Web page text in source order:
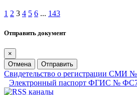
1 2 3 4 5 6 ... 143
Отправить документ
×
Отмена
Отправить
Свидетельство о регистрации СМИ
Электронный паспорт ФГИС №